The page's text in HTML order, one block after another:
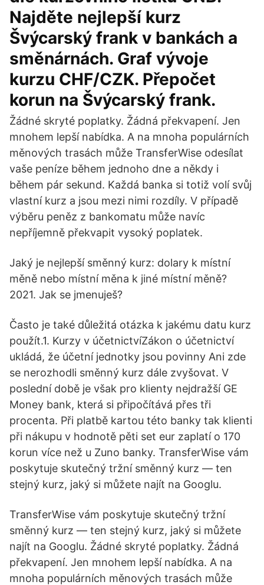
Najděte nejlepší kurz
Švýcarský frank v bankách a
směnárnách. Graf vývoje
kurzu CHF/CZK. Přepočet
korun na Švýcarský frank.
Žádné skryté poplatky. Žádná překvapení. Jen
mnohem lepší nabídka. A na mnoha populárních
měnových trasách může TransferWise odesílat
vaše peníze během jednoho dne a někdy i
během pár sekund. Každá banka si totiž volí svůj
vlastní kurz a jsou mezi nimi rozdíly. V případě
výběru peněz z bankomatu může navíc
nepříjemně překvapit vysoký poplatek.
Jaký je nejlepší směnný kurz: dolary k místní
měně nebo místní měna k jiné místní měně?
2021. Jak se jmenuješ?
Často je také důležitá otázka k jakému datu kurz
použít.1. Kurzy v účetnictvíZákon o účetnictví
ukládá, že účetní jednotky jsou povinny Ani zde
se nerozhodli směnný kurz dále zvyšovat. V
poslední době je však pro klienty nejdražší GE
Money bank, která si připočítává přes tři
procenta. Při platbě kartou této banky tak klienti
při nákupu v hodnotě pěti set eur zaplatí o 170
korun více než u Zuno banky. TransferWise vám
poskytuje skutečný tržní směnný kurz — ten
stejný kurz, jaký si můžete najít na Googlu.
TransferWise vám poskytuje skutečný tržní
směnný kurz — ten stejný kurz, jaký si můžete
najít na Googlu. Žádné skryté poplatky. Žádná
překvapení. Jen mnohem lepší nabídka. A na
mnoha populárních měnových trasách může